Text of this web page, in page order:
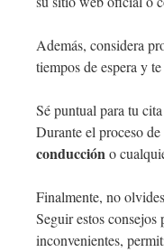
Además, considera
tiempos de espera y
Sé puntual para tu
Durante el proceso
conduccióno
Finalmente, no olvides
Seguir estos
inconvenientes,